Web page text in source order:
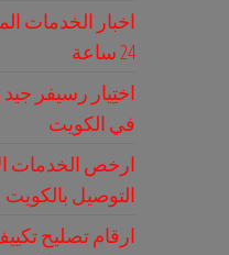
اخبار الخدمات
24 ساعة
في الكويت
ارخص الخدمات
التوصيل بالكويت
ارقام تصليح